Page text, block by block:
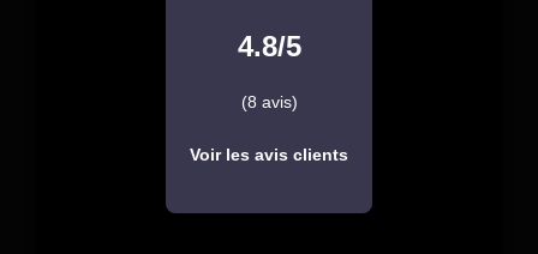
4.8/5
(8 avis)
Voir les avis clients